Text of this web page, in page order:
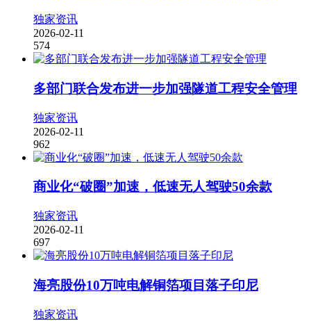
独家资讯
2026-02-11
574
多部门联合发布进一步加强隧道工程安全管理
独家资讯
2026-02-11
962
商业化“破圈”加速，低速无人驾驶50余款
独家资讯
2026-02-11
697
海亮股份10万吨电解铜箔项目落子印尼
独家资讯